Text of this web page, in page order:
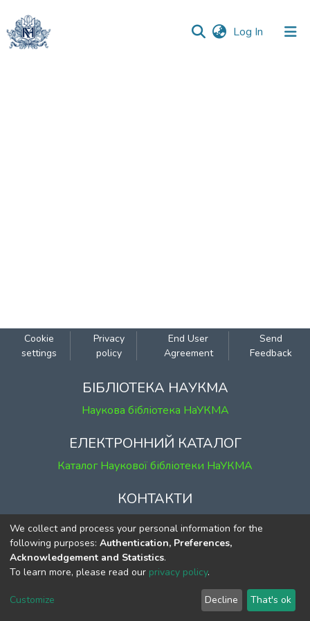
Log In (current)
Cookie
settings
Privacy
policy
End User
Agreement
Send
Feedback
БІБЛІОТЕКА НАУКМА
Наукова бібліотека НаУКМА
ЕЛЕКТРОННИЙ КАТАЛОГ
Каталог Наукової бібліотеки НаУКМА
КОНТАКТИ
м. Київ, вул. Григорія Сковороди, 2
к. 1, к. 120
тел. (044) 463-69-31
ekmair@ukma.edu.ua
We collect and process your personal information for the
following purposes: Authentication, Preferences,
Acknowledgement and Statistics.
To learn more, please read our privacy policy.
Customize Decline That's ok